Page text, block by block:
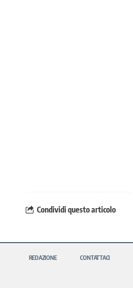
Condividi questo articolo
REDAZIONE CONTATTACI